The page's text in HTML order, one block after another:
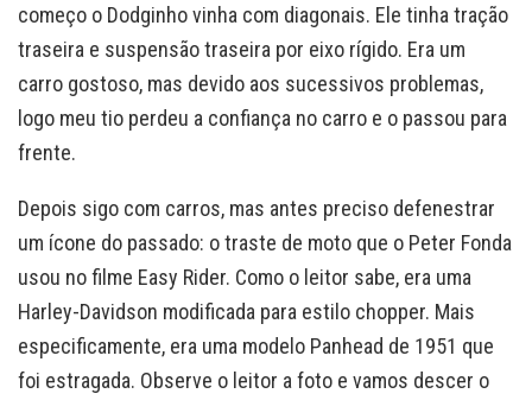
começo o Dodginho vinha com diagonais. Ele tinha tração
traseira e suspensão traseira por eixo rígido. Era um
carro gostoso, mas devido aos sucessivos problemas,
logo meu tio perdeu a confiança no carro e o passou para
frente.
Depois sigo com carros, mas antes preciso defenestrar
um ícone do passado: o traste de moto que o Peter Fonda
usou no filme Easy Rider. Como o leitor sabe, era uma
Harley-Davidson modificada para estilo chopper. Mais
especificamente, era uma modelo Panhead de 1951 que
foi estragada. Observe o leitor a foto e vamos descer o